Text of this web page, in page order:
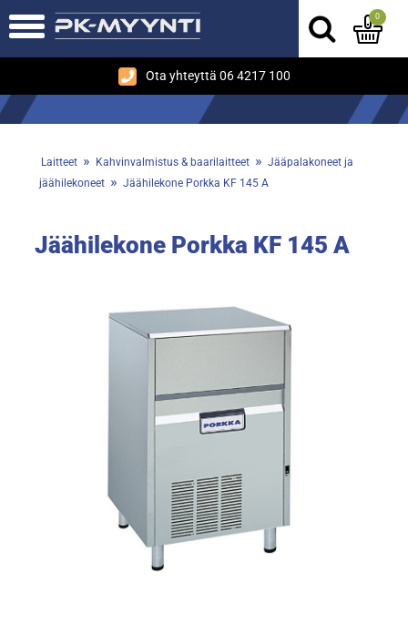
Ota yhteyttä 06 4217 100
0
Laitteet » Kahvinvalmistus & baarilaitteet » Jääpalakoneet ja
jäähilekoneet » Jäähilekone Porkka KF 145 A
Jäähilekone Porkka KF 145 A